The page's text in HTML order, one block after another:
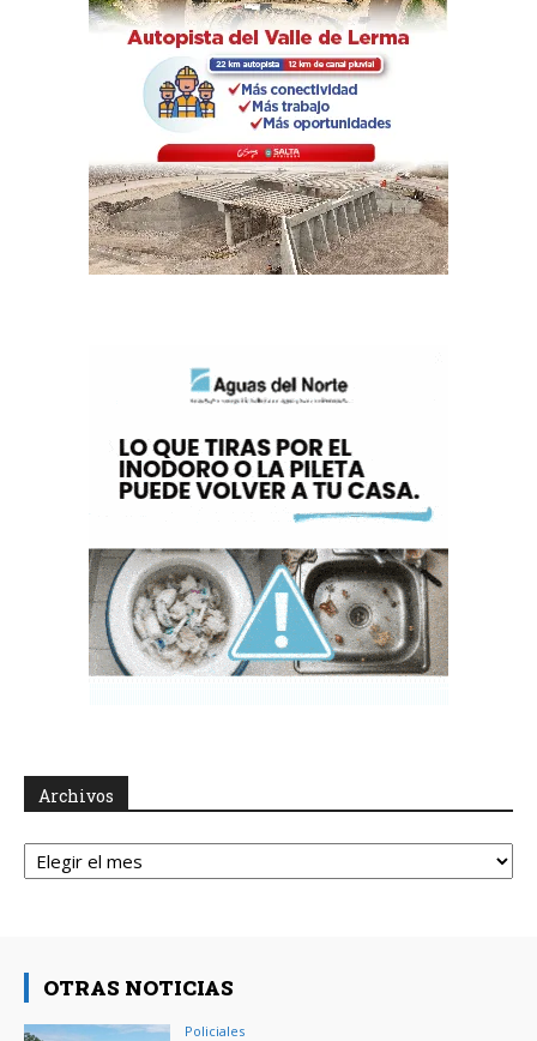
Archivos
Archivos
OTRAS NOTICIAS
Policiales